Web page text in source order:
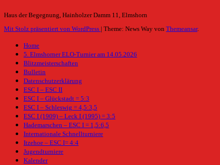
Haus der Begegnung, Hainholzer Damm 11, Elmshorn
Mit Stolz präsentiert von WordPress
Theme: News Way von Themeansar.
Home
5. Elmshorner ELO-Turnier am 14.05.2026
Blitzmeisterschaften
Bulletin
Datenschutzerklärung
ESC I – ESC II
ESC I – Glückstadt = 5:3
ESC I – Schleswig = 4,5:3,5
ESC I (1909) – Leck I (1995) = 3:5
Hademarschen – ESC I = 1,5:6,5
Internationale Schnellturniere
Itzehoe – ESC I= 4:4
Jugendturniere
Kalender